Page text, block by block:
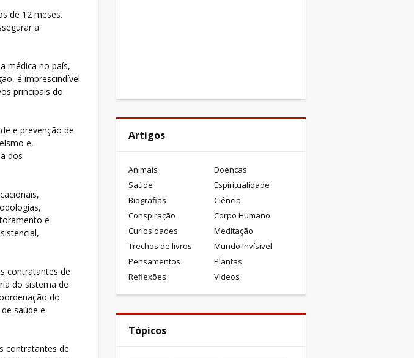
de 12 meses.
a
médica no país,
é imprescindível
principais do
e prevenção de
e,
dos
e
contratantes de
do sistema de
do
saúde e
contratantes de
Artigos
Animais
Doenças
Saúde
Espiritualidade
Biografias
Ciência
Conspiração
Corpo Humano
Curiosidades
Meditação
Trechos de livros
Mundo Invísivel
Pensamentos
Plantas
Reflexões
Vídeos
Tópicos